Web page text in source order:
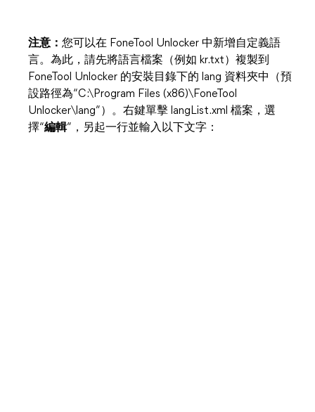
注意： 您可以在 FoneTool Unlocker 中新增自定義語
言。為此，請先將語言檔案（例如 kr.txt）複製到
FoneTool Unlocker 的安裝目錄下的 lang 資料夾中（預
設路徑為“C:\Program Files (x86)\FoneTool
Unlocker\lang”）。右鍵單擊 langList.xml 檔案，選
擇“編輯”，另起一行並輸入以下文字：